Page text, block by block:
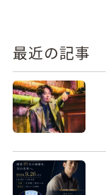
最近の記事